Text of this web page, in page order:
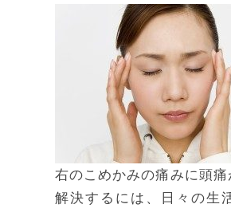
右のこめかみの痛みに頭
解決するには、日々の生